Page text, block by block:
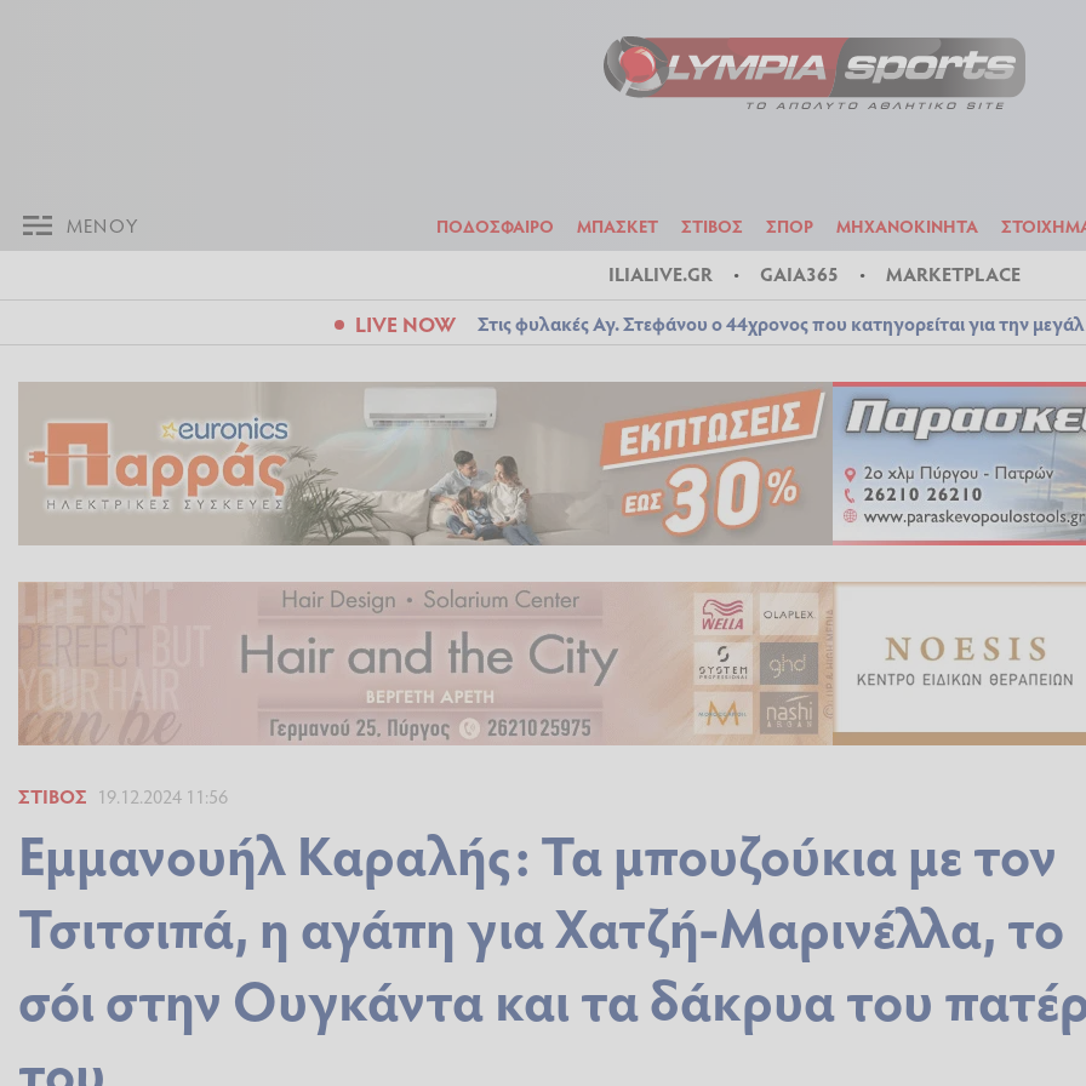
ΜΕΝΟΥ ΠΟΔΟΣΦΑΙΡΟ ΜΠΑΣΚΕΤ ΣΤΙΒΟΣ ΣΠΟΡ ΜΗΧΑΝΟΚΙΝΗΤΑ
ILIALIVE.GR GAIA365 MARKETPLACE
LIVE NOW Στις φυλακές Αγ. Στεφάνου ο 44χρονος που κατηγορείται για την
ΠΟΔΟΣΦΑΙΡΟ ΜΠΑΣΚΕΤ ΣΤΙΒΟΣ ΣΠΟΡ ΜΗΧΑΝΟΚΙΝΗΤΑ
ΣΤΊΒΟΣ 19.12.2024 11:56
Εμμανουήλ Καραλής: Τα μπουζούκια με τον
Τσιτσιπά, η αγάπη για Χατζή-Μαρινέλλα, το
σόι στην Ουγκάντα και τα δάκρυα του
του